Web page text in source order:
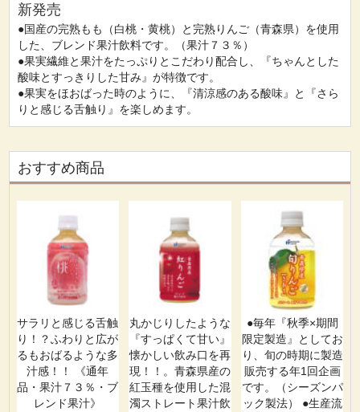
新発売
●国産の完熟もも（白桃・黄桃）と完熟りんご（青森県）を使用
した、ブレンド果汁飲料です。（果汁７３％）
●果実繊維と果汁をたっぷりとこだわり配合し、『ちゃんとした
酸味とすっきりした甘み』が特徴です。
●果実をほおばった時のように、『清涼感のある酸味』と『さら
りと感じる舌触り』を楽しめます。
おすすめ商品
サラリと感じる舌触
り！？ふわりと広が
るもおばるような多
汁感！！ 《通年
品・果汁７３％・ブ
レンド果汁》
丸かじりしたような
『すっぱくて甘い』
懐かしい飲み口を再
現！！。青森県産の
紅玉種を使用した混
濁ストレート果汁飲
●毎年『秋季×期間
限定製造』としてお
り、旬の時期に製造
販売する年1回企画
です。（シーズンパ
ック製法） ●生産流